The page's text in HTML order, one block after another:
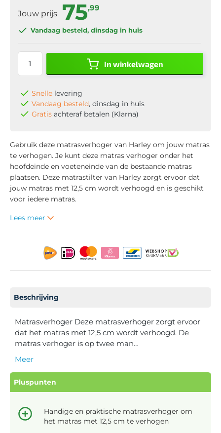
Jouw prijs 75,99
Vandaag besteld, dinsdag in huis
In winkelwagen
Snelle levering
Vandaag besteld, dinsdag in huis
Gratis achteraf betalen (Klarna)
Gebruik deze matrasverhoger van Harley om jouw matras
te verhogen. Je kunt deze matras verhoger onder het
hoofdeinde en voeteneinde van de bestaande matras
plaatsen. Deze matrastilter van Harley zorgt ervoor dat
jouw matras met 12,5 cm wordt verhoogd en is geschikt
voor iedere matras.
Lees meer
Beschrijving
Matrasverhoger Deze matrasverhoger zorgt ervoor
dat het matras met 12,5 cm wordt verhoogd. De
matras verhoger is op twee man…
Meer
Pluspunten
Handige en praktische matrasverhoger om
het matras met 12,5 cm te verhogen